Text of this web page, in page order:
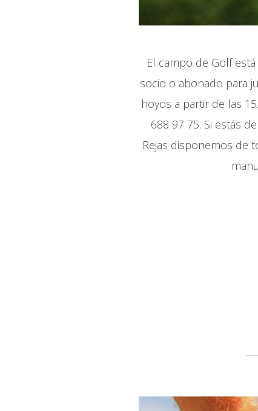
El campo de Golf
socio o abonado para
hoyos a partir de las
688 97 75. Si estás
Rejas disponemos de